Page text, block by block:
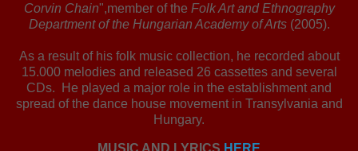
Corvin Chain",member of the Folk Art and Ethnography
Department of the Hungarian Academy of Arts(2005).
As a result of his folk music collection, he recorded about
15.000 melodies and released 26 cassettes and several
CDs. He played a major role in the establishment and
spread of the dance house movement in Transylvania and
Hungary.
MUSIC AND LYRICS HERE